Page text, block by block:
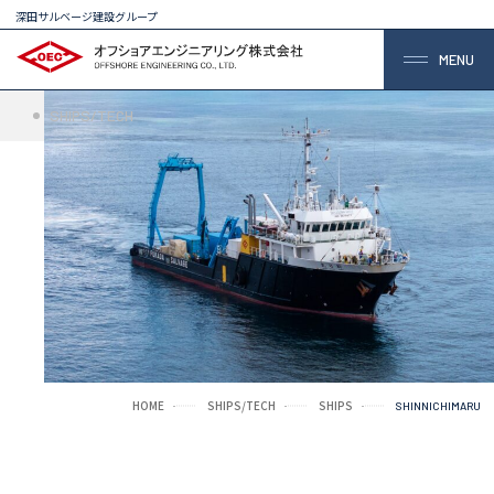
深田サルベージ建設グループ
MENU
SHIPS/TECH
HOME SHIPS/TECH SHIPS SHINNICHIMARU